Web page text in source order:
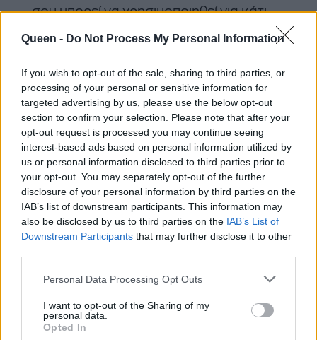
Queen - Do Not Process My Personal Information
If you wish to opt-out of the sale, sharing to third parties, or
processing of your personal or sensitive information for
targeted advertising by us, please use the below opt-out
section to confirm your selection. Please note that after your
opt-out request is processed you may continue seeing
interest-based ads based on personal information utilized by
us or personal information disclosed to third parties prior to
your opt-out. You may separately opt-out of the further
disclosure of your personal information by third parties on the
IAB’s list of downstream participants. This information may
also be disclosed by us to third parties on the IAB’s List of
Downstream Participants that may further disclose it to other
Personal Data Processing Opt Outs
I want to opt-out of the Sharing of my
personal data.
Opted In
σου μπορεί να χρησιμοποιηθεί για κάτι
σημαντικό. Πώς περνάς την ημέρα σου;
κάθε στιγμή; Σε τι σπαταλάς πολύ
χρόνο; Ακόμα και ένα λεπτό που είναι
αφιερωμένο σε κάτι που δεν σε
εξυπηρετεί και δεν σου αρέσει, μπορεί
να εξαντλήσει τη συναισθηματική και
φυσική σου ενέργεια. Διοχέτευσε τα
λεπτά σου σε κάτι που σας αξίζει.
Θα μάθεις τη σημασία του να θέτεις
μικρούς στόχους
τον εαυτό σου και συχνά παραβλέπεις
challenge των δύο εβδομάδων θα είναι
ένα μάθημα για να μην θεωρείς τους